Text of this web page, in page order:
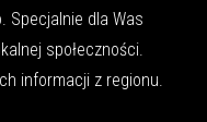
Specjalnie dla Was
społeczności.
informacji z regionu.